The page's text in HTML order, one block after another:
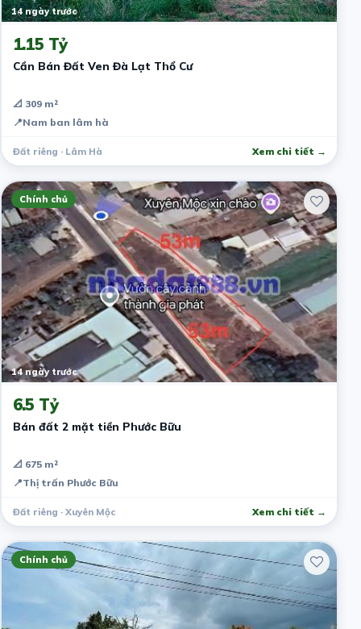
14 ngày trước
1.15 Tỷ
Cần Bán Đất Ven Đà Lạt Thổ Cư
📐 309 m²
📍Nam ban lâm hà
Đất riêng · Lâm Hà Xem chi tiết →
Chính chủ
14 ngày trước
6.5 Tỷ
Bán đất 2 mặt tiền Phước Bữu
📐 675 m²
📍Thị trấn Phước Bữu
Đất riêng · Xuyên Mộc Xem chi tiết →
Chính chủ